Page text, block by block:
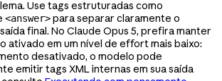
Use tags estruturadas como
<answer>para separar claramente o
final. No Claude Opus 5, prefira manter
ativado em um nível de effort mais baixo:
desativado, o modelo pode
emitir tags XML internas em sua saída